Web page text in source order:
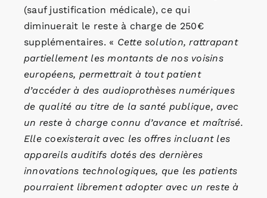
(sauf justification médicale), ce qui
diminuerait le reste à charge de 250€
supplémentaires. « Cette solution, rattrapant
partiellement les montants de nos voisins
européens, permettrait à tout patient
d’accéder à des audioprothèses numériques
de qualité au titre de la santé publique, avec
un reste à charge connu d’avance et maîtrisé.
Elle coexisterait avec les offres incluant les
appareils auditifs dotés des dernières
innovations technologiques, que les patients
pourraient librement adopter avec un reste à